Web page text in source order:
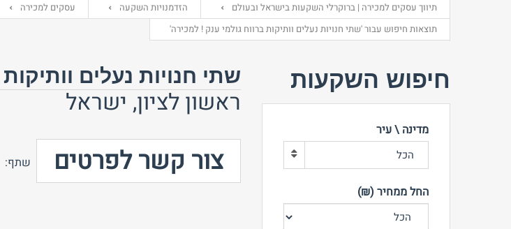
תיווך עסקים למכירה | ברוקרלי השקעות בישראל ובעולם הזדמנויות השקעה עסקים למכירה
תוצאות חיפוש עבור 'שתי חנויות נעלים וותיקות ברווח גולמי ענק ! למכירה'
שתי חנויות נעלים
ראשון לציון, ישראל
צור קשר לפרטים שתף:
חיפוש השקעות
מדינה \ עיר
הכל
החל ממחיר (₪)